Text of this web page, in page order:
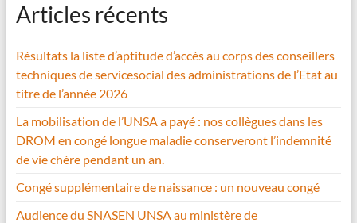
Articles récents
Résultats la liste d’aptitude d’accès au corps des conseillers
techniques de servicesocial des administrations de l’Etat au
titre de l’année 2026
La mobilisation de l’UNSA a payé : nos collègues dans les
DROM en congé longue maladie conserveront l’indemnité
de vie chère pendant un an.
Congé supplémentaire de naissance : un nouveau congé
Audience du SNASEN UNSA au ministère de